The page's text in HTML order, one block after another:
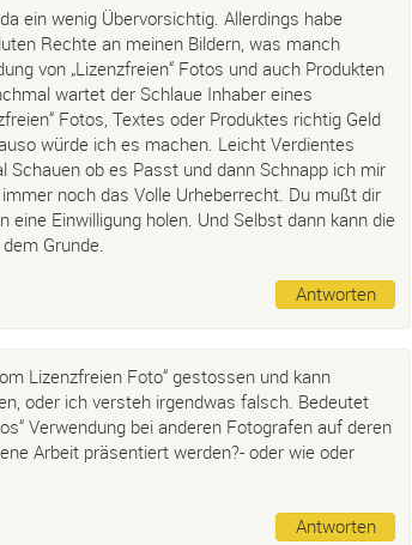
ein wenig Übervorsichtig. Allerdings habe
Rechte an meinen Bildern, was manch
von „Lizenzfreien“ Fotos und auch Produkten
wartet der Schlaue Inhaber eines
Fotos, Textes oder Produktes richtig Geld
würde ich es machen. Leicht Verdientes
Schauen ob es Passt und dann Schnapp ich mir
noch das Volle Urheberrecht. Du mußt dir
eine Einwilligung holen. Und Selbst dann kann die
Grunde.
Antworten
Lizenzfreien Foto“ gestossen und kann
oder ich versteh irgendwas falsch. Bedeutet
Verwendung bei anderen Fotografen auf deren
Arbeit präsentiert werden?- oder wie oder
Antworten